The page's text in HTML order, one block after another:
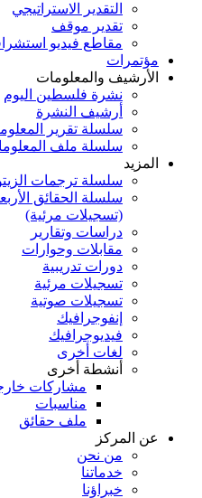
التقدير الاستراتيجي
تقدير موقف
مقاطع فيديو
مؤتمرات
الأرشيف والمعلومات
نشرة فلسطين اليوم
أرشيف النشرة
سلسلة تقرير
سلسلة ملف
المزيد
سلسلة ترجمات
سلسلة الحقائق
(تسجيلات مرئية)
دراسات وتقارير
مقابلات وحوارات
دورات تدريبية
تسجيلات مرئية
تسجيلات صوتية
إنفوجرافيك
فيديوجرافيك
لغات أخرى
أنشطة أخرى
مشاركات
مناسبات
ملف حقائق
عن المركز
من نحن
خدماتنا
خبراؤنا